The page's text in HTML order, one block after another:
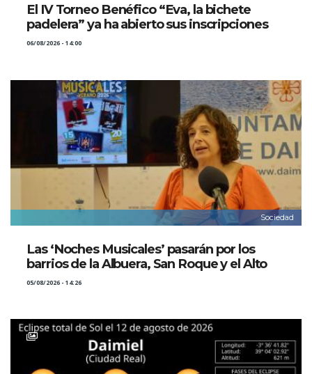
El IV Torneo Benéfico “Eva, la bichete
padelera” ya ha abierto sus inscripciones
06/08/2026 - 14:00
Sociedad
Las ‘Noches Musicales’ pasarán por los
barrios de la Albuera, San Roque y el Alto
05/08/2026 - 14:26